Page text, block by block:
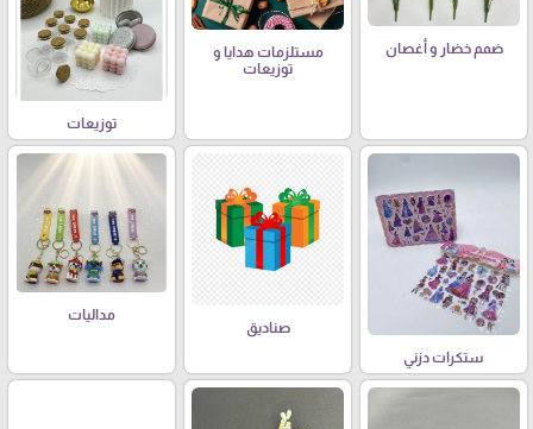
ضمم خضار و أغصان
مستلزمات هدايا و
توزيعات
توزيعات
ستكرات دزني
صناديق
مداليات